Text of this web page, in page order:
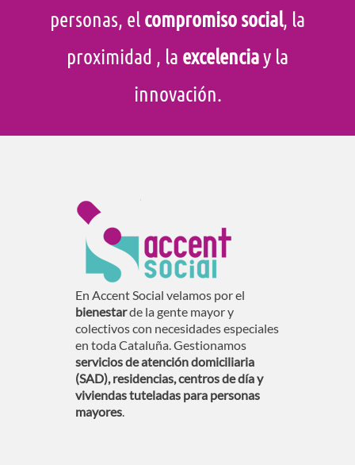
personas, elcompromiso social, la
proximidad , la excelenciay la
innovación.
En Accent Social velamos por el
bienestarde la gente mayor y
colectivos con necesidades especiales
en toda Cataluña. Gestionamos
servicios de atención domiciliaria
(SAD), residencias, centros de día y
viviendas tuteladas para personas
mayores.